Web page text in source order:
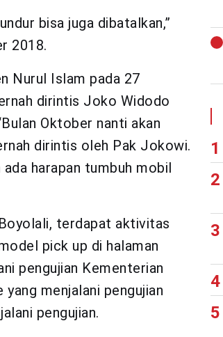
bisa juga dibatalkan,”
2018.
Nurul Islam pada 27
dirintis Joko Widodo
Oktober nanti akan
dirintis oleh Pak Jokowi.
harapan tumbuh mobil
terdapat aktivitas
pick up di halaman
pengujian Kementerian
menjalani pengujian
pengujian.